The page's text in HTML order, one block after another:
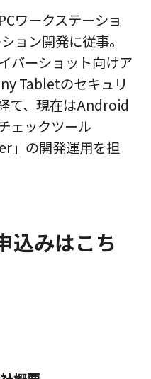
ワークステーショ
ョン開発に従事。
バーショット向けア
Tabletのセキュリ
て、現在はAndroid
ェックツール
」の開発運用を担
込みはこち